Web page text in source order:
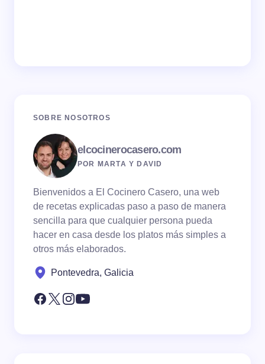
SOBRE NOSOTROS
elcocinerocasero.com
POR MARTA Y DAVID
Bienvenidos a El Cocinero Casero, una web
de recetas explicadas paso a paso de manera
sencilla para que cualquier persona pueda
hacer en casa desde los platos más simples a
otros más elaborados.
Pontevedra, Galicia